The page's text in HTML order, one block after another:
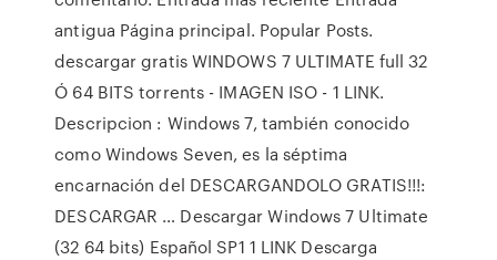
antigua Página principal. Popular Posts.
descargar gratis WINDOWS 7 ULTIMATE full 32
Ó 64 BITS torrents - IMAGEN ISO - 1 LINK.
Descripcion : Windows 7, también conocido
como Windows Seven, es la séptima
encarnación del DESCARGANDOLO GRATIS!!!:
DESCARGAR … Descargar Windows 7 Ultimate
(32 64 bits) Español SP1 1 LINK Descarga